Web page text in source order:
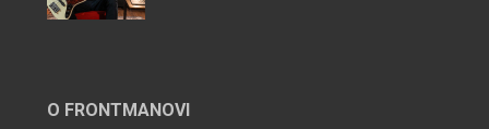
O FRONTMANOVI